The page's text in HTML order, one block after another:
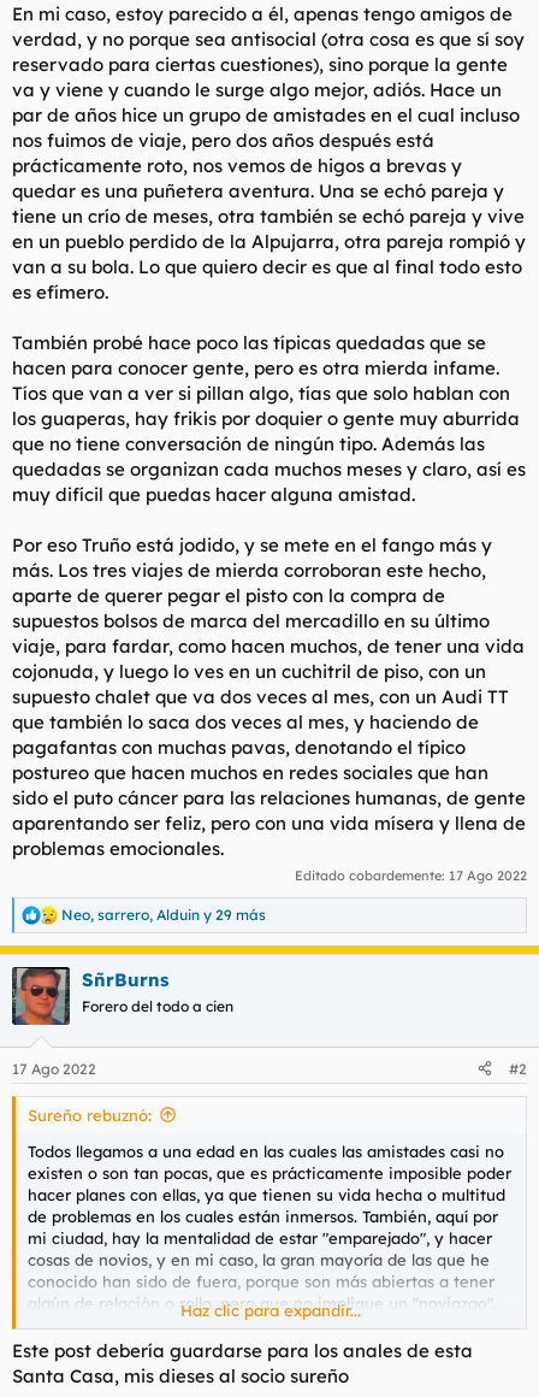
En mi caso, estoy parecido a él, apenas tengo amigos de
verdad, y no porque sea antisocial (otra cosa es que sí soy
reservado para ciertas cuestiones), sino porque la gente
va y viene y cuando le surge algo mejor, adiós. Hace un
par de años hice un grupo de amistades en el cual incluso
nos fuimos de viaje, pero dos años después está
prácticamente roto, nos vemos de higos a brevas y
quedar es una puñetera aventura. Una se echó pareja y
tiene un crío de meses, otra también se echó pareja y vive
en un pueblo perdido de la Alpujarra, otra pareja rompió y
van a su bola. Lo que quiero decir es que al final todo esto
es efímero.
También probé hace poco las típicas quedadas que se
hacen para conocer gente, pero es otra mierda infame.
Tíos que van a ver si pillan algo, tías que solo hablan con
los guaperas, hay frikis por doquier o gente muy aburrida
que no tiene conversación de ningún tipo. Además las
quedadas se organizan cada muchos meses y claro, así es
muy difícil que puedas hacer alguna amistad.
Por eso Truño está jodido, y se mete en el fango más y
más. Los tres viajes de mierda corroboran este hecho,
aparte de querer pegar el pisto con la compra de
supuestos bolsos de marca del mercadillo en su último
viaje, para fardar, como hacen muchos, de tener una vida
cojonuda, y luego lo ves en un cuchitril de piso, con un
supuesto chalet que va dos veces al mes, con un Audi TT
que también lo saca dos veces al mes, y haciendo de
pagafantas con muchas pavas, denotando el típico
postureo que hacen muchos en redes sociales que han
sido el puto cáncer para las relaciones humanas, de gente
aparentando ser feliz, pero con una vida mísera y llena de
problemas emocionales.
Editado cobardemente: 17 Ago 2022
R
e
a
c
c
i
e
s
Neo, sarrero, Alduin y 29 más
SñrBurns
Forero del todo a cien
17 Ago 2022 #2
Sureño rebuznó:
Todos llegamos a una edad en las cuales las amistades casi no
existen o son tan pocas, que es prácticamente imposible poder
hacer planes con ellas, ya que tienen su vida hecha o multitud
de problemas en los cuales están inmersos. También, aquí por
mi ciudad, hay la mentalidad de estar "emparejado", y hacer
cosas de novios, y en mi caso, la gran mayoría de las que he
conocido han sido de fuera, porque son más abiertas a tener
algún de relación o rollo, pero que no implique un "noviazgo".
En las ciudades de interior hay aún mucha mentalidad antigua
en este sentido. Ves muchas parejitas y muy pocos grupos de
amigos en nuestras edades.
Haz clic para expandir...
Este post debería guardarse para los anales de esta
Santa Casa, mis dieses al socio sureño